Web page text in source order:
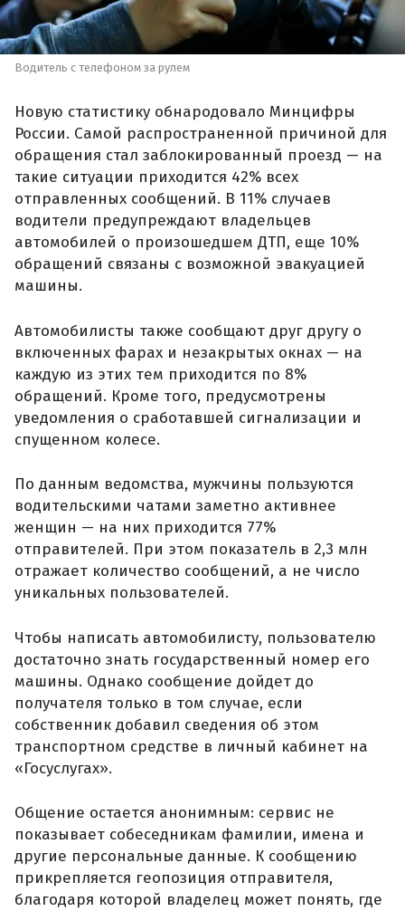
Водитель с телефоном за рулем
Новую статистику обнародовало Минцифры
России. Самой распространенной причиной для
обращения стал заблокированный проезд — на
такие ситуации приходится 42% всех
отправленных сообщений. В 11% случаев
водители предупреждают владельцев
автомобилей о произошедшем ДТП, еще 10%
обращений связаны с возможной эвакуацией
машины.
Автомобилисты также сообщают друг другу о
включенных фарах и незакрытых окнах — на
каждую из этих тем приходится по 8%
обращений. Кроме того, предусмотрены
уведомления о сработавшей сигнализации и
спущенном колесе.
По данным ведомства, мужчины пользуются
водительскими чатами заметно активнее
женщин — на них приходится 77%
отправителей. При этом показатель в 2,3 млн
отражает количество сообщений, а не число
уникальных пользователей.
Чтобы написать автомобилисту, пользователю
достаточно знать государственный номер его
машины. Однако сообщение дойдет до
получателя только в том случае, если
собственник добавил сведения об этом
транспортном средстве в личный кабинет на
«Госуслугах».
Общение остается анонимным: сервис не
показывает собеседникам фамилии, имена и
другие персональные данные. К сообщению
прикрепляется геопозиция отправителя,
благодаря которой владелец может понять, где